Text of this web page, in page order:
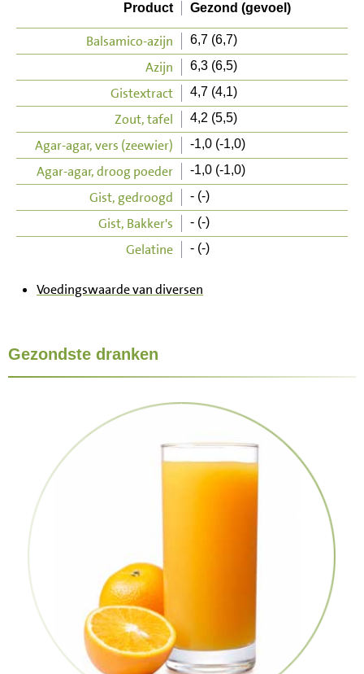
Product Gezond (gevoel)
Balsamico-azijn 6,7 (6,7)
Azijn 6,3 (6,5)
Gistextract 4,7 (4,1)
Zout, tafel 4,2 (5,5)
Agar-agar, vers (zeewier) -1,0 (-1,0)
Agar-agar, droog poeder -1,0 (-1,0)
Gist, gedroogd - (-)
Gist, Bakker's - (-)
Gelatine - (-)
Voedingswaarde van diversen
Gezondste dranken